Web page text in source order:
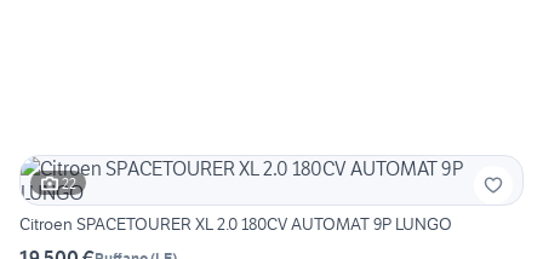
22
Citroen SPACETOURER XL 2.0 180CV AUTOMAT 9P LUNGO